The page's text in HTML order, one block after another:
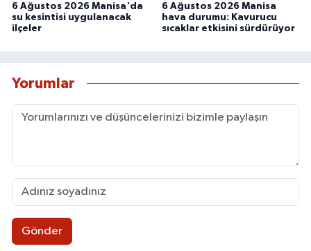
6 Ağustos 2026 Manisa'da
su kesintisi uygulanacak
ilçeler
6 Ağustos 2026 Manisa
hava durumu: Kavurucu
sıcaklar etkisini sürdürüyor
Yorumlar
Gönder